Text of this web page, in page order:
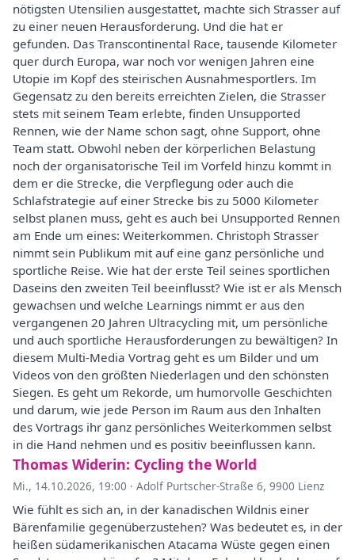
nötigsten Utensilien ausgestattet, machte sich Strasser auf
zu einer neuen Herausforderung. Und die hat er
gefunden. Das Transcontinental Race, tausende Kilometer
quer durch Europa, war noch vor wenigen Jahren eine
Utopie im Kopf des steirischen Ausnahmesportlers. Im
Gegensatz zu den bereits erreichten Zielen, die Strasser
stets mit seinem Team erlebte, finden Unsupported
Rennen, wie der Name schon sagt, ohne Support, ohne
Team statt. Obwohl neben der körperlichen Belastung
noch der organisatorische Teil im Vorfeld hinzu kommt in
dem er die Strecke, die Verpflegung oder auch die
Schlafstrategie auf einer Strecke bis zu 5000 Kilometer
selbst planen muss, geht es auch bei Unsupported Rennen
am Ende um eines: Weiterkommen. Christoph Strasser
nimmt sein Publikum mit auf eine ganz persönliche und
sportliche Reise. Wie hat der erste Teil seines sportlichen
Daseins den zweiten Teil beeinflusst? Wie ist er als Mensch
gewachsen und welche Learnings nimmt er aus den
vergangenen 20 Jahren Ultracycling mit, um persönliche
und auch sportliche Herausforderungen zu bewältigen? In
diesem Multi-Media Vortrag geht es um Bilder und um
Videos von den größten Niederlagen und den schönsten
Siegen. Es geht um Rekorde, um humorvolle Geschichten
und darum, wie jede Person im Raum aus den Inhalten
des Vortrags ihr ganz persönliches Weiterkommen selbst
in die Hand nehmen und es positiv beeinflussen kann.
Thomas Widerin: Cycling the World
Mi., 14.10.2026, 19:00 · Adolf Purtscher-Straße 6, 9900 Lienz
Wie fühlt es sich an, in der kanadischen Wildnis einer
Bärenfamilie gegenüberzustehen? Was bedeutet es, in der
heißen südamerikanischen Atacama Wüste gegen einen